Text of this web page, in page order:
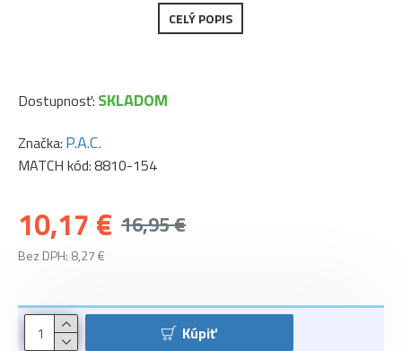
CELÝ POPIS
10,17 € 16,95 €
Bez DPH: 8,27 €
Dostupnosť: SKLADOM
Značka: P.A.C.
MATCH kód:8810-154
Kúpiť